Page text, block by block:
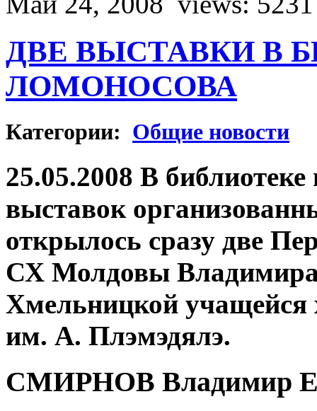
ДВЕ ВЫСТАВКИ В
ЛОМОНОСОВА
Категории: Общие новости
25.05.2008 В
выставок
открылось сразу две
СХ Молдовы
Хмельницкой учащейся
им. А. Плэмэдялэ.
СМИРНОВ Владимир